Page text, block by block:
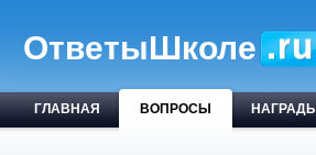
ОтветыШколе
ГЛАВНАЯ ВОПРОСЫ НАГРАДЫ